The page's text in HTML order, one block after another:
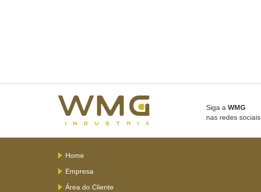
Siga a WMG
nas redes sociais
Home
Empresa
Área do Cliente